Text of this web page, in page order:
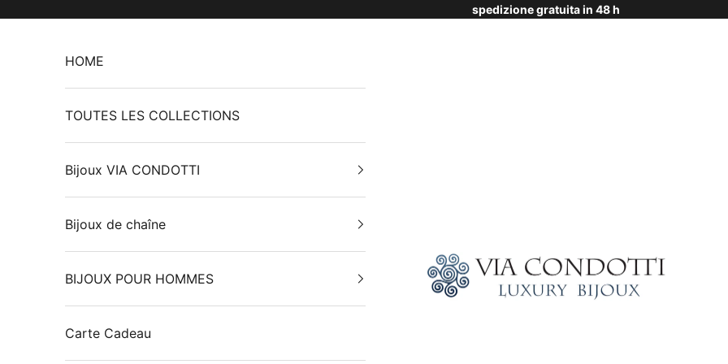
spedizione gratuita in 48 h
Via Condotti Store
HOME
TOUTES LES COLLECTIONS
Bijoux VIA CONDOTTI
Bijoux de chaîne
BIJOUX POUR HOMMES
Carte Cadeau